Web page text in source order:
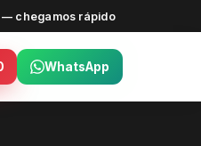
— chegamos rápido
WhatsApp